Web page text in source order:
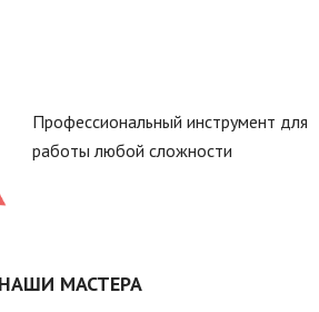
Профессиональный инструмент для
работы любой сложности
НАШИ МАСТЕРА